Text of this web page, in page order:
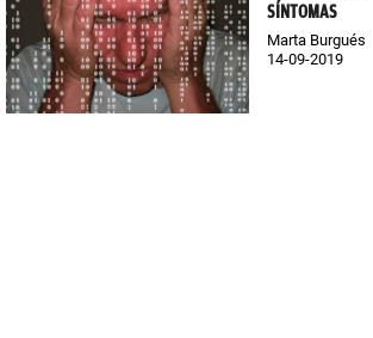
SÍNTOMAS
Marta Burgués
14-09-2019